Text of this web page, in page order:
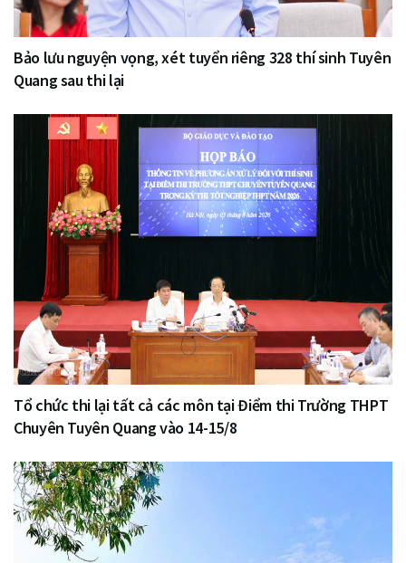
Bảo lưu nguyện vọng, xét tuyển riêng 328 thí sinh Tuyên
Quang sau thi lại
Tổ chức thi lại tất cả các môn tại Điểm thi Trường THPT
Chuyên Tuyên Quang vào 14-15/8